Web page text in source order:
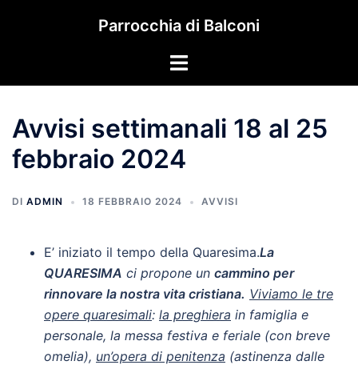
Parrocchia di Balconi
Mostra/Nascondi
Avvisi settimanali 18 al 25
febbraio 2024
DI ADMIN 18 FEBBRAIO 2024 AVVISI
E’ iniziato il tempo della Quaresima.La
QUARESIMA ci propone un cammino per
rinnovare la nostra vita cristiana. Viviamo le tre
opere quaresimali: la preghiera in famiglia e
personale, la messa festiva e feriale (con breve
omelia), un’opera di penitenza (astinenza dalle